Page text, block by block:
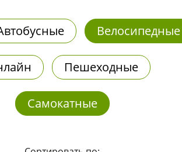
Велосипедные
Пешеходные
Самокатные